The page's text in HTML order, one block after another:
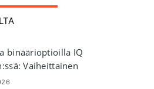
binäärioptioilla IQ
Vaiheittainen